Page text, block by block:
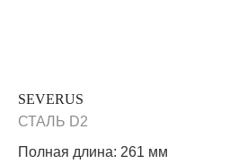
SEVERUS
СТАЛЬ D2
Полная длина: 261 мм